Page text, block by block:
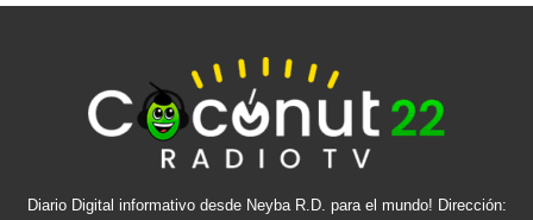
Diario Digital informativo desde Neyba R.D. para el mundo! Dirección: